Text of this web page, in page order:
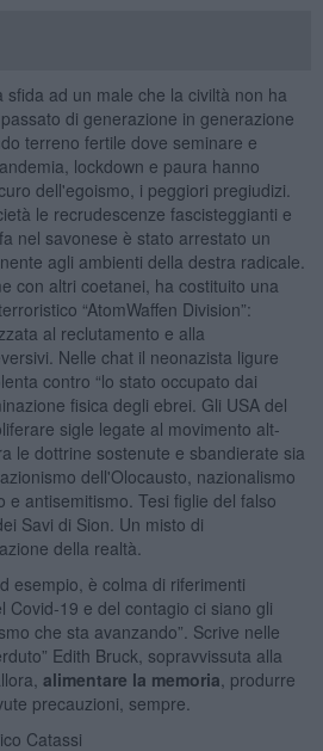
ad un male che la civiltà non ha
di generazione in generazione
terreno fertile dove seminare e
lockdown e paura hanno
dell'egoismo, i peggiori pregiudizi.
le recrudescenze fascisteggianti e
nel savonese è stato arrestato un
agli ambienti della destra radicale.
con altri coetanei, ha costituito una
“AtomWaffen Division”:
al reclutamento e alla
Nelle chat il neonazista ligure
contro “lo stato occupato dai
fisica degli ebrei. Gli USA del
sigle legate al movimento alt-
le dottrine sostenute e sbandierate sia
dell'Olocausto, nazionalismo
e antisemitismo. Tesi figlie del falso
Savi di Sion. Un misto di
della realtà.
esempio, è colma di riferimenti
Covid-19 e del contagio ci siano gli
che sta avanzando”. Scrive nelle
Edith Bruck, sopravvissuta alla
alimentare la memoria , produrre
precauzioni, sempre.
Catassi